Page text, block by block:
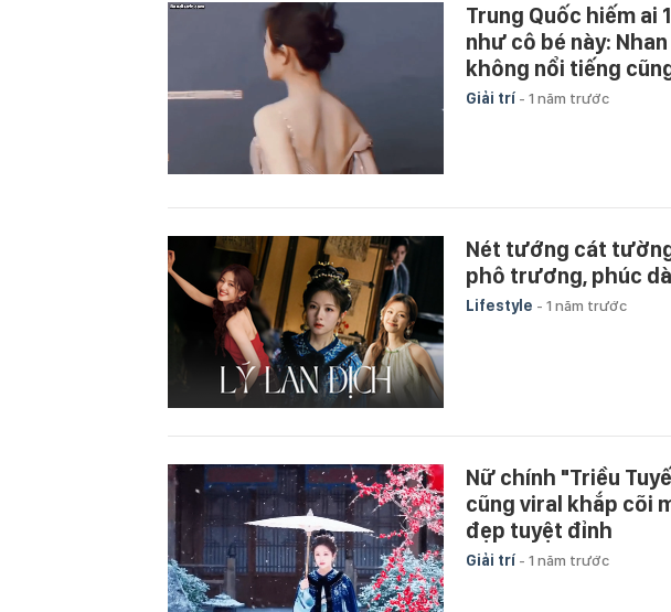
Trung Quốc hiếm ai
như cô bé này:
không nổi tiếng
Giải trí - 1 năm trước
Nét tướng cát
phô trương, phúc
Lifestyle - 1 năm trước
Nữ chính "Triều
cũng viral khắp cõi
đẹp tuyệt đỉnh
Giải trí - 1 năm trước